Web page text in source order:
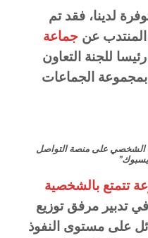
لدينا، فقد تم
المنتدب عن جماعة
للجنة التعاون
بمجموعة الجماعات
الشخصي على منصة التواصل
تتمتع بالشخصية
في تدبير مرفق توزيع
على مستوى النفوذ